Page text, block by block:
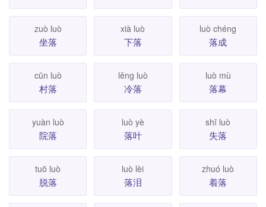
zuò luò
坐落
xià luò
下落
luò chéng
落成
cūn luò
村落
lěng luò
冷落
luò mù
落幕
yuàn luò
院落
luò yè
落叶
shī luò
失落
tuō luò
脱落
luò lèi
落泪
zhuó luò
着落